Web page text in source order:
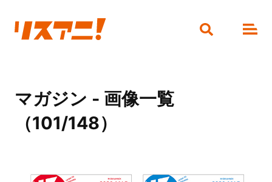
マガジン - 画像一覧
（101/148）